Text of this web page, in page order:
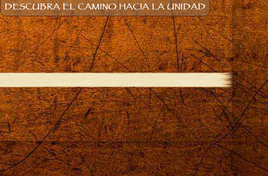
DESCUBRA EL CAMINO HACIA LA UNIDAD